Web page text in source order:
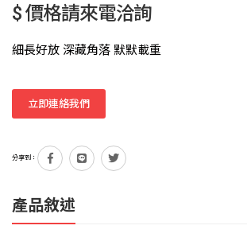
$ 價格請來電洽詢
細長好放 深藏角落 默默載重
立即連絡我們
分享到：
產品敘述